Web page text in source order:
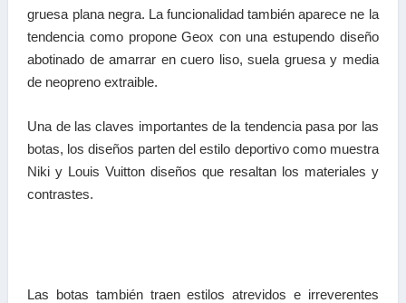
gruesa plana negra. La funcionalidad también aparece ne la
tendencia como propone Geox con una estupendo diseño
abotinado de amarrar en cuero liso, suela gruesa y media
de neopreno extraible.
Una de las claves importantes de la tendencia pasa por las
botas, los diseños parten del estilo deportivo como muestra
Niki y Louis Vuitton diseños que resaltan los materiales y
contrastes.
Las botas también traen estilos atrevidos e irreverentes